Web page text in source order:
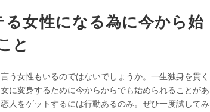
る女性になる為に今から始
と
う女性もいるのではないでしょうか。一生独身を貫く
に変身するために今からからでも始められることがあ
人をゲットするには行動あるのみ。ぜひ一度試してみ